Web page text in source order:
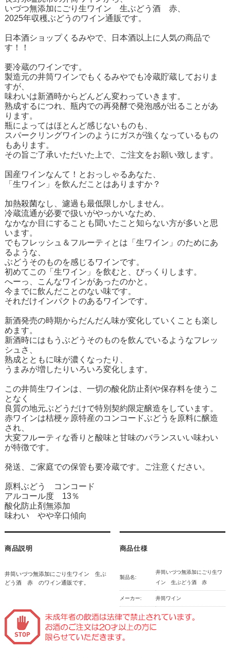
いづつ無添加にごり生ワイン 生ぶどう酒 赤、
2025年収穫ぶどうのワイン通販です。
日本酒ショップくるみやで、日本酒以上に人気の商品で
す！！
要冷蔵のワインです。
製造元の井筒ワインでもくるみやでも冷蔵貯蔵しておりま
すが、
味わいは新酒時からどんどん変わっていきます。
熟成するにつれ、瓶内での再発酵で発泡感が出ることがあ
ります。
瓶によってはほとんど感じないものも、
スパークリングワインのようにガスが強くなっているもの
もあります。
その旨ご了承いただいた上で、ご注文をお願い致します。
国産ワインなんて！とおっしゃるあなた、
「生ワイン」を飲んだことはありますか？
加熱殺菌なし、濾過も最低限しかしません。
冷蔵流通が必要で扱いがやっかいなため、
なかなか目にすることも聞いたこと知らない方が多いと思
います。
でもフレッシュ＆フルーティとは「生ワイン」のためにあ
るような、
ぶどうそのものを感じるワインです。
初めてこの「生ワイン」を飲むと、びっくりします。
へーっ、こんなワインがあったのかと。
今までに飲んだことのない味です。
それだけインパクトのあるワインです。
新酒発売の時期からだんだん味が変化していくことも楽し
めます。
新酒時にはもうぶどうそのものを飲んでいるようなフレッ
シュさ、
熟成とともに味が濃くなったり、
うまみが増したりいろいろ変化します。
この井筒生ワインは、一切の酸化防止剤や保存料を使うこ
となく
良質の地元ぶどうだけで特別契約限定醸造をしています。
赤ワインは桔梗ヶ原特産のコンコードぶどうを原料に醸造
され、
大変フルーティな香りと酸味と甘味のバランスいい味わい
が特徴です。
発送、ご家庭での保管も要冷蔵です。ご注意ください。
原料ぶどう コンコード
アルコール度 13％
酸化防止剤無添加
味わい やや辛口傾向
商品説明
井筒いづつ無添加にごり生ワイン 生ぶ
どう酒 赤 のワイン通販です。
商品仕様
製品名:
井筒いづつ無添加にごり生ワ
イン 生ぶどう酒 赤
メーカー: 井筒ワイン